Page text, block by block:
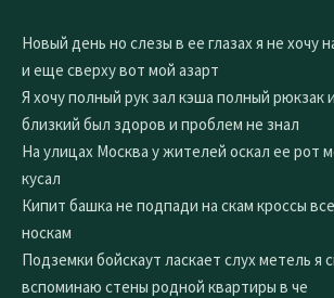
Новый день но слезы в ее глазах я не хочу
и еще сверху вот мой азарт
Я хочу полный рук зал кэша полный рюкзак
близкий был здоров и проблем не знал
На улицах Москва у жителей оскал ее рот
кусал
Кипит башка не подпади на скам кроссы
носкам
Подземки бойскаут ласкает слух метель я
вспоминаю стены родной квартиры в че